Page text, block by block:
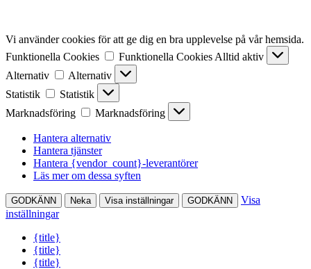
Vi använder cookies för att ge dig en bra upplevelse på vår hemsida.
Funktionella Cookies
Funktionella Cookies Alltid aktiv
Alternativ
Alternativ
Statistik
Statistik
Marknadsföring
Marknadsföring
Hantera alternativ
Hantera tjänster
Hantera {vendor_count}-leverantörer
Läs mer om dessa syften
GODKÄNN Neka Visa inställningar GODKÄNN
Visa
inställningar
{title}
{title}
{title}